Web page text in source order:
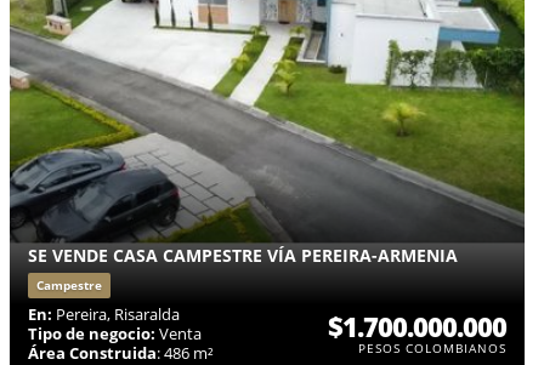
SE VENDE CASA CAMPESTRE VÍA PEREIRA-ARMENIA
Campestre
En: Pereira, Risaralda
Tipo de negocio: Venta
Área Construida: 486 m²
$1.700.000.000
PESOS COLOMBIANOS